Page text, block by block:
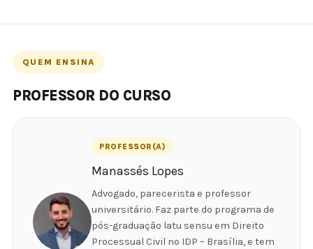
QUEM ENSINA
PROFESSOR DO CURSO
PROFESSOR(A)
Manassés Lopes
Advogado, parecerista e professor
universitário. Faz parte do programa de
pós-graduação latu sensu em Direito
Processual Civil no IDP – Brasília, e tem